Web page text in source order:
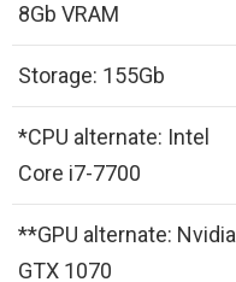
8Gb VRAM
Storage: 155Gb
*CPU alternate: Intel
Core i7-7700
**GPU alternate: Nvidia
GTX 1070